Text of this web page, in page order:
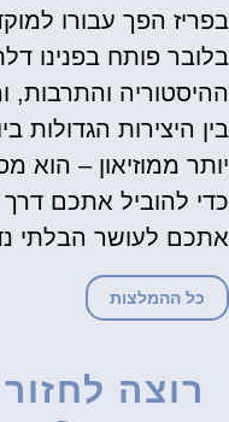
בפריז הפך עבורו
בלובר פותח בפנינו
ההיסטוריה והתרבות,
בין היצירות הגדולות
יותר ממוזיאון – הוא
כדי להוביל אתכם דרך
אתכם לעושר הבלתי
כל ההמלצות
רוצה